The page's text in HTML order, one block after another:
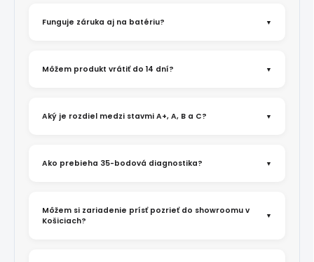
Funguje záruka aj na batériu?
Môžem produkt vrátiť do 14 dní?
Aký je rozdiel medzi stavmi A+, A, B a C?
Ako prebieha 35-bodová diagnostika?
Môžem si zariadenie prísť pozrieť do showroomu v
Košiciach?